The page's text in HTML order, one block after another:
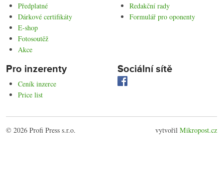
Předplatné
Dárkové certifikáty
E-shop
Fotosoutěž
Akce
Redakční rady
Formulář pro oponenty
Pro inzerenty
Ceník inzerce
Price list
Sociální sítě
© 2026 Profi Press s.r.o. vytvořil Mikropost.cz